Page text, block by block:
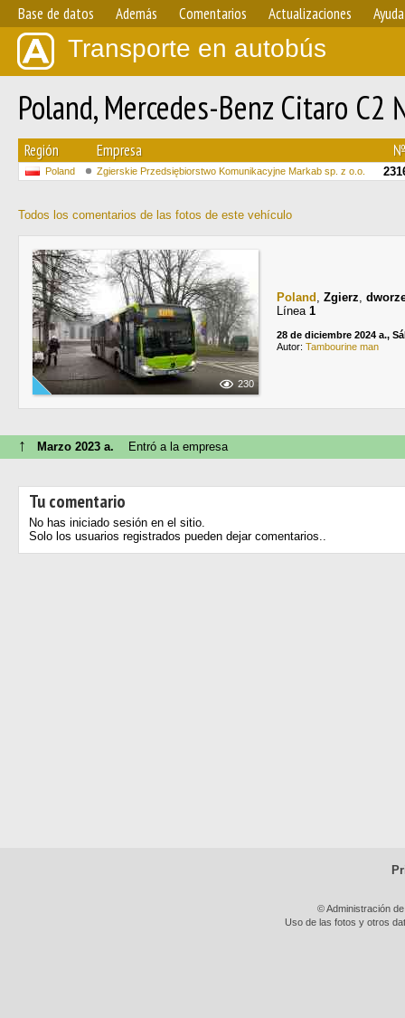
Base de datos Además Comentarios Actualizaciones Ayuda
Transporte en autobús
Poland, Mercedes-Benz Citaro
Región Empresa №
Poland Zgierskie Przedsiębiorstwo Komunikacyjne Markab sp. z o.o.
Todos los comentarios de las fotos de este vehículo
230
Poland , Zgierz,
Línea 1
28 de diciembre 2024 a.,
Autor: Tambourine man
↑ Marzo 2023 a. Entró a la empresa
Tu comentario
No has iniciado sesión en el sitio.
Solo los usuarios registrados pueden dejar comentarios..
© Administración
Uso de las fotos y otros